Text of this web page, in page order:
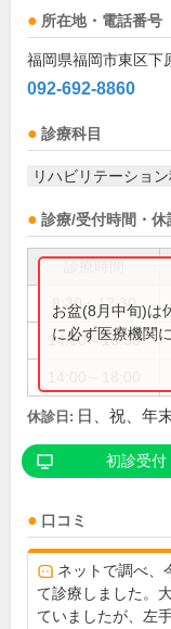
所在地・電話番号
福岡県福岡市東区下
092-692-8860
診療科目
リハビリテーショ
診療/受付時間・休
8:30～12:30
14:00～16:30
お盆(8月中旬)は
に必ず医療機関
休診日: 日、祝、年
初診受付
口コミ
ネットで調べ、
て診療しました。
ていましたが、左